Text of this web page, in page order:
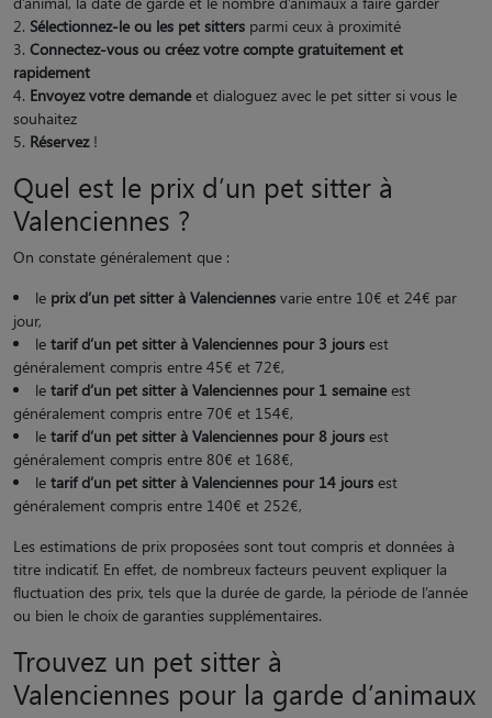
Sélectionnez-le ou les pet sitters parmi ceux à proximité
Connectez-vous ou créez votre compte gratuitement et
rapidement
Envoyez votre demandeet dialoguez avec le pet sitter si vous le
souhaitez
Réservez !
Quel est le prix d’un pet sitter à
Valenciennes ?
On constate généralement que :
le prix d’un pet sitter à Valenciennes varie entre 10€ et 24€ par
jour,
le tarif d’un pet sitter à Valenciennes pour 3 jours est
généralement compris entre 45€ et 72€,
le tarif d’un pet sitter à Valenciennes pour 1 semaineest
généralement compris entre 70€ et 154€,
le tarif d’un pet sitter à Valenciennes pour 8 jours est
généralement compris entre 80€ et 168€,
le tarif d’un pet sitter à Valenciennes pour 14 jours est
généralement compris entre 140€ et 252€,
Les estimations de prix proposées sont tout compris et données à
titre indicatif. En effet, de nombreux facteurs peuvent expliquer la
fluctuation des prix, tels que la durée de garde, la période de l’année
ou bien le choix de garanties supplémentaires.
Trouvez un pet sitter à
Valenciennes pour la garde d’animaux